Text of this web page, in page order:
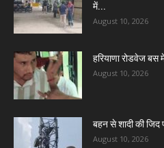
में...
August 10, 2026
हरियाणा रोडवेज
August 10, 2026
बहन से शादी की
August 10, 2026